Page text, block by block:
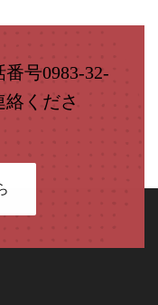
号0983-32-
絡くださ